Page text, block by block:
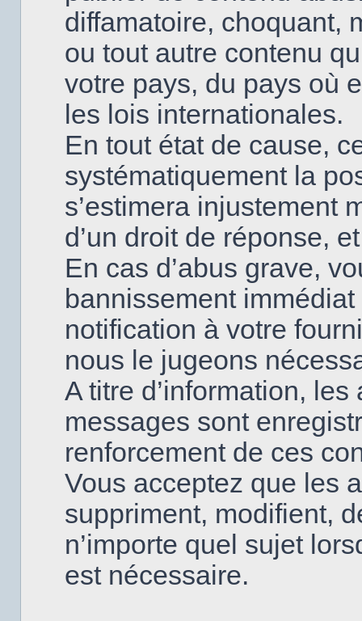
diffamatoire, choquant,
ou tout autre contenu
votre pays, du pays où
les lois internationales.
En tout état de cause,
systématiquement la
s’estimera injustement
d’un droit de réponse,
En cas d’abus grave,
bannissement
notification à votre
nous le jugeons
A titre d’information,
messages sont
renforcement de ces
Vous acceptez que les
suppriment, modifient,
n’importe quel sujet
est nécessaire.